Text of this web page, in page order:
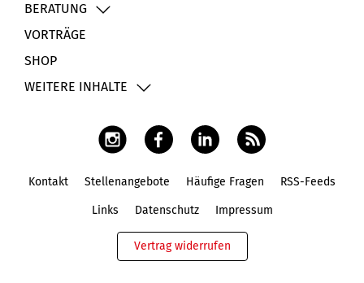
BERATUNG
VORTRÄGE
SHOP
WEITERE INHALTE
Kontakt Stellenangebote Häufige Fragen RSS-Feeds
Links Datenschutz Impressum
Vertrag widerrufen